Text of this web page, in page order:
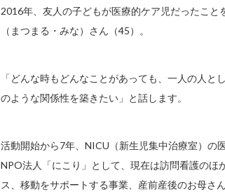
2016年、友人の子どもが医療的ケア児だったこ
（まつまる・みな）さん（45）。
「どんな時もどんなことがあっても、一人の人
のような関係性を築きたい」と話します。
活動開始から7年、NICU（新生児集中治療室）の
NPO法人「にこり」として、現在は訪問看護の
ス、移動をサポートする事業、産前産後のお母さ